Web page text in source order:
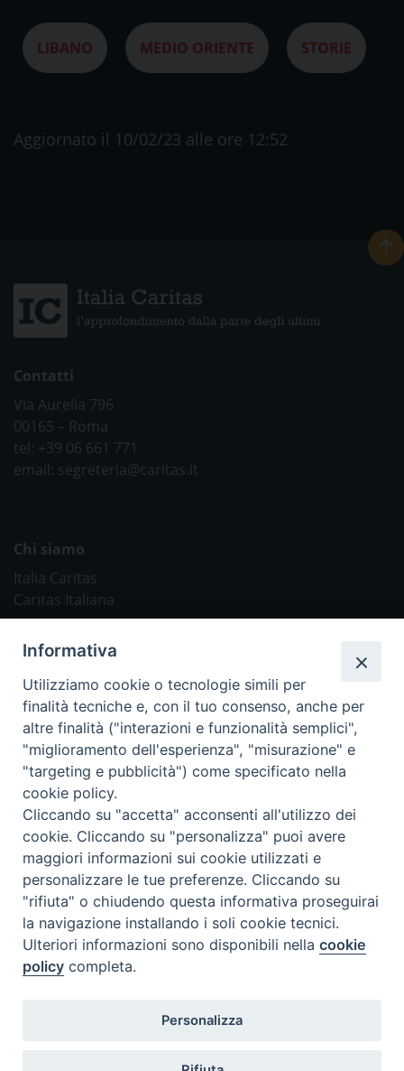
LIBANO MEDIO ORIENTE STORIE
Aggiornato il 10/02/23 alle ore 12:52
Contatti
Via Aurelia 796
00165 – Roma
tel: +39 06 661 771
email: segreteria@caritas.it
Chi siamo
Italia Caritas
Caritas Italiana
Caritas Internationalis
TV 2000
Inblu 2000
Avvenire
Sir
Scarp de’ Tenis
Newsletter
ISCRIVITI ALLA NEWSLETTER
Informativa
Utilizziamo cookie o tecnologie simili per
finalità tecniche e, con il tuo consenso, anche per
altre finalità ("interazioni e funzionalità semplici",
"miglioramento dell'esperienza", "misurazione" e
"targeting e pubblicità") come specificato nella
cookie policy.
Cliccando su "accetta" acconsenti all'utilizzo dei
cookie. Cliccando su "personalizza" puoi avere
maggiori informazioni sui cookie utilizzati e
personalizzare le tue preferenze. Cliccando su
"rifiuta" o chiudendo questa informativa proseguirai
la navigazione installando i soli cookie tecnici.
Ulteriori informazioni sono disponibili nellacookie
policy completa.
Personalizza